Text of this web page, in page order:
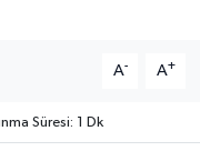
A- A+
Süresi: 1 Dk